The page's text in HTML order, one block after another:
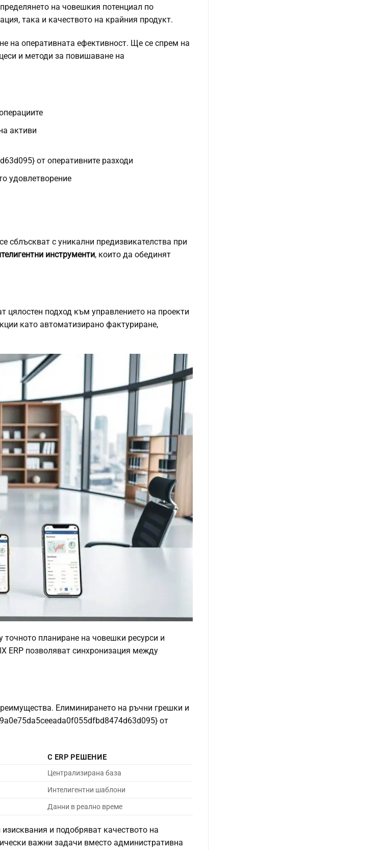
на човешкия потенциал по
така и качеството на крайния продукт.
на оперативната ефективност. Ще се спрем на
и методи за повишаване на
активи
от оперативните разходи
удовлетворение
сблъскват с уникални предизвикателства при
инструменти, които да обединят
цялостен подход към управлението на проекти
като автоматизирано фактуриране,
точното планиране на човешки ресурси и
ERP позволяват синхронизация между
Елиминирането на ръчни грешки и
от
С ERP РЕШЕНИЕ
Централизирана база
Интелигентни шаблони
Данни в реално време
и подобряват качеството на
важни задачи вместо административна